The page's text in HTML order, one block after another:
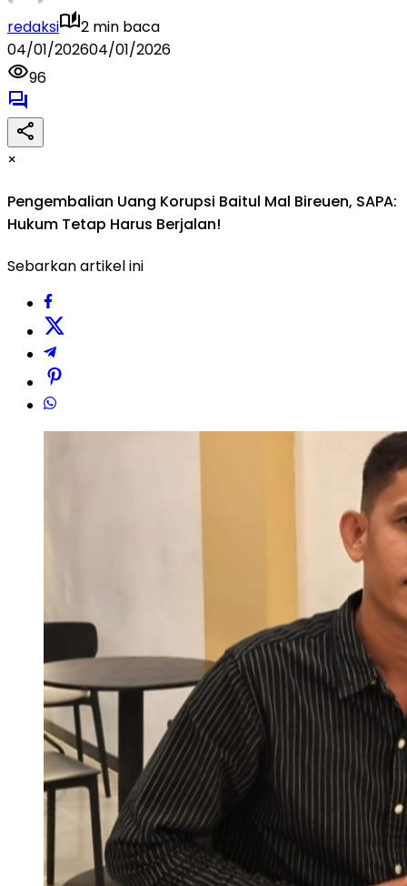
redaksi
2 min baca
04/01/202604/01/2026
96
×
Pengembalian Uang Korupsi Baitul Mal Bireuen, SAPA:
Hukum Tetap Harus Berjalan!
Sebarkan artikel ini